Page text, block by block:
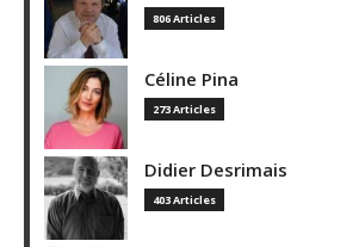
806 Articles
Céline Pina
273 Articles
Didier Desrimais
403 Articles